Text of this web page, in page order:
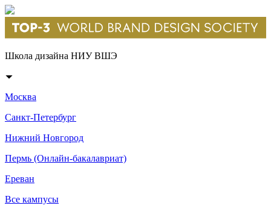
Школа дизайна НИУ ВШЭ
Москва
Санкт-Петербург
Нижний Новгород
Пермь (Онлайн-бакалавриат)
Ереван
Все кампусы